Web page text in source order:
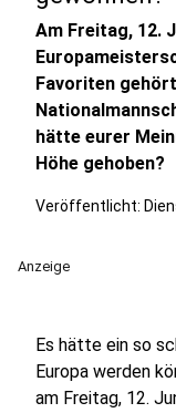
Am Freitag, 12.
Favoriten
hätte eurer
Höhe gehoben?
Veröffentlicht:
Anzeige
Es hätte ein so
Europa werden
am Freitag, 12.